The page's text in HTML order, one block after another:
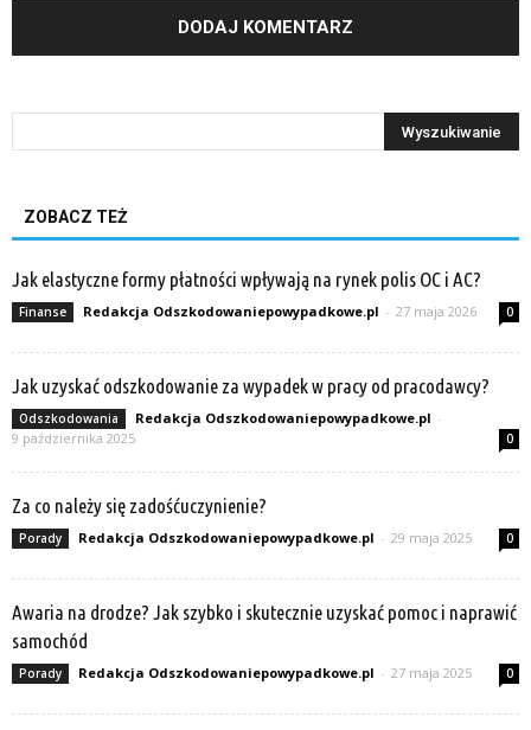
ZOBACZ TEŻ
Jak elastyczne formy płatności wpływają na rynek polis OC i AC?
Finanse Redakcja Odszkodowaniepowypadkowe.pl - 27 maja 2026 0
Jak uzyskać odszkodowanie za wypadek w pracy od pracodawcy?
Odszkodowania Redakcja Odszkodowaniepowypadkowe.pl -
9 października 2025
0
Za co należy się zadośćuczynienie?
Porady Redakcja Odszkodowaniepowypadkowe.pl - 29 maja 2025 0
Awaria na drodze? Jak szybko i skutecznie uzyskać pomoc i naprawić
samochód
Porady Redakcja Odszkodowaniepowypadkowe.pl - 27 maja 2025 0